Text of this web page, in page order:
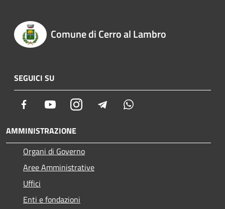
Comune di Cerro al Lambro
SEGUICI SU
Facebook YoutubeInstagram Telegram
AMMINISTRAZIONE
Organi di Governo
Aree Amministrative
Uffici
Enti e fondazioni